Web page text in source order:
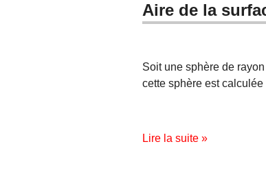
Aire de la
Soit une sphère de
cette sphère est
Lire la suite »